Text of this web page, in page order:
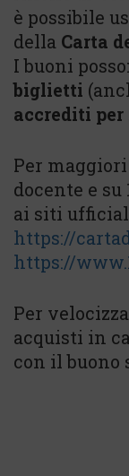
è possibile
della Carta
I buoni
biglietti
accrediti per
Per
docente e
ai siti
https://
https://
Per
acquisti in
con il buono